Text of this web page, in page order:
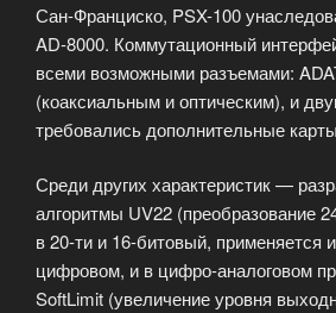
Сан-Франциско, PSX-100
AD-8000. Коммутационный
всеми возможными разъемами:
(коаксиальным и оптическим), и
требовались дополнительные
Среди других характеристик —
алгоритмы UV22 (преобразование
в 20-ти и 16-битовый, применяется
цифровом, и в цифро-аналоговом
SoftLimit (увеличение уровня